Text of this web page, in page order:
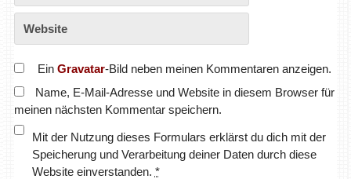
Ein Gravatar-Bild neben meinen Kommentaren anzeigen.
Name, E-Mail-Adresse und Website in diesem Browser für
meinen nächsten Kommentar speichern.
Mit der Nutzung dieses Formulars erklärst du dich mit der
Speicherung und Verarbeitung deiner Daten durch diese
Website einverstanden. *